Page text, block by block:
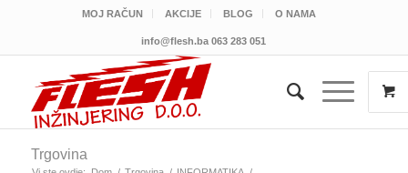
MOJ RAČUN AKCIJE BLOG O NAMA
info@flesh.ba 063 283 051
Trgovina